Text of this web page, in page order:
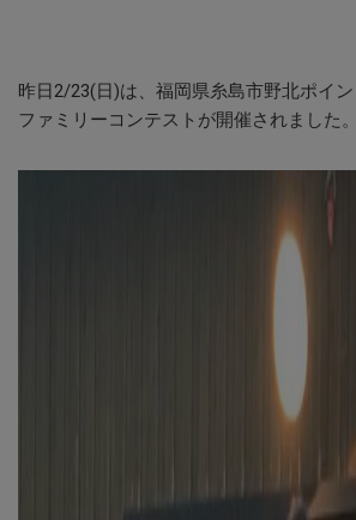
昨日2/23(日)は、福岡県糸島市野北ポイン
ファミリーコンテストが開催されました。